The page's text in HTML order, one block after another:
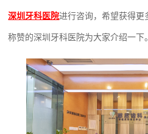
深圳牙科医院进行咨询，希望获得更
称赞的深圳牙科医院‍为大家介绍一下。